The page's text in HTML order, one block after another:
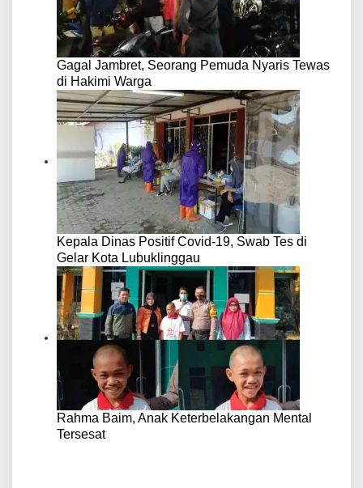
Gagal Jambret, Seorang Pemuda Nyaris Tewas
di Hakimi Warga
Kepala Dinas Positif Covid-19, Swab Tes di
Gelar Kota Lubuklinggau
Rahma Baim, Anak Keterbelakangan Mental
Tersesat